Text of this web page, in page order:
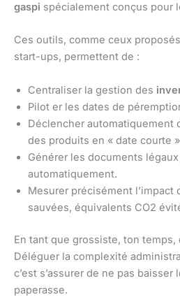
gaspi spécialement conçus pour
Ces outils, comme ceux
start-ups, permettent de :
Centraliser la gestion des
Pilot er les dates de
Déclencher automatiquement
des produits en « date courte
Générer les documents
automatiquement.
Mesurer précisément l’impact
sauvées, équivalents CO2
En tant que grossiste, ton temps,
Déléguer la complexité
c’est s’assurer de ne pas baisser
paperasse.